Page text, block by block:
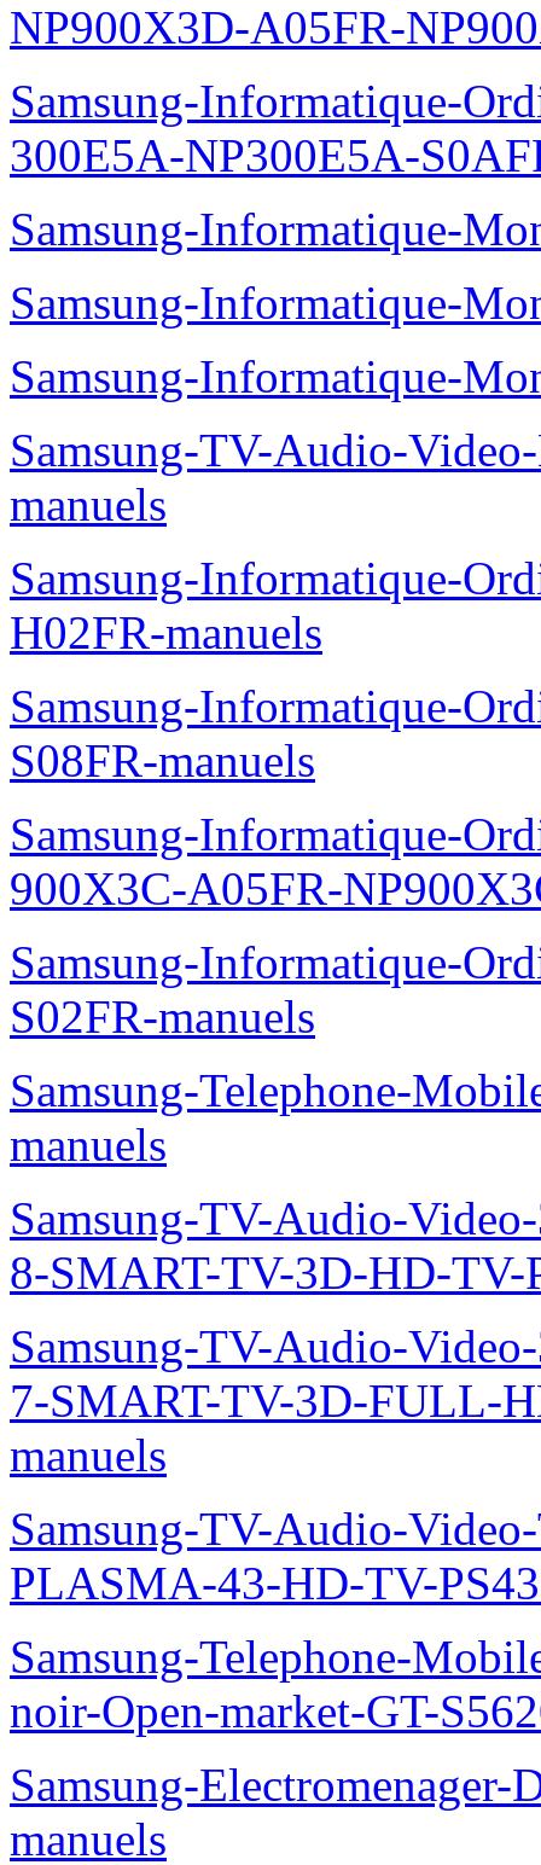
NP900X3D-A05FR-
Samsung-Informatique-
300E5A-NP300E5A-
Samsung-Informatique-
Samsung-Informatique-
Samsung-Informatique-
Samsung-TV-Audio-
manuels
Samsung-Informatique-
H02FR-manuels
Samsung-Informatique-
S08FR-manuels
Samsung-Informatique-
900X3C-A05FR-
Samsung-Informatique-
S02FR-manuels
Samsung-Telephone-
manuels
Samsung-TV-Audio-
8-SMART-TV-3D-HD-TV-
Samsung-TV-Audio-
7-SMART-TV-3D-FULL-
manuels
Samsung-TV-Audio-
PLASMA-43-HD-TV-
Samsung-Telephone-
noir-Open-market-GT-
Samsung-Electromenager-
manuels